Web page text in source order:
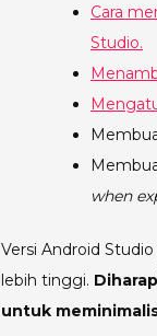
Cara
Studio.
when
Versi Android
lebih tinggi.
untuk